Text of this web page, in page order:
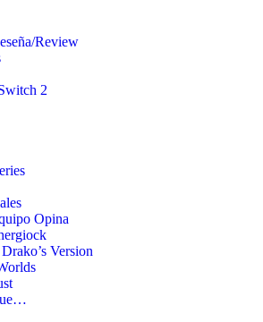
Review
2
Opina
Version